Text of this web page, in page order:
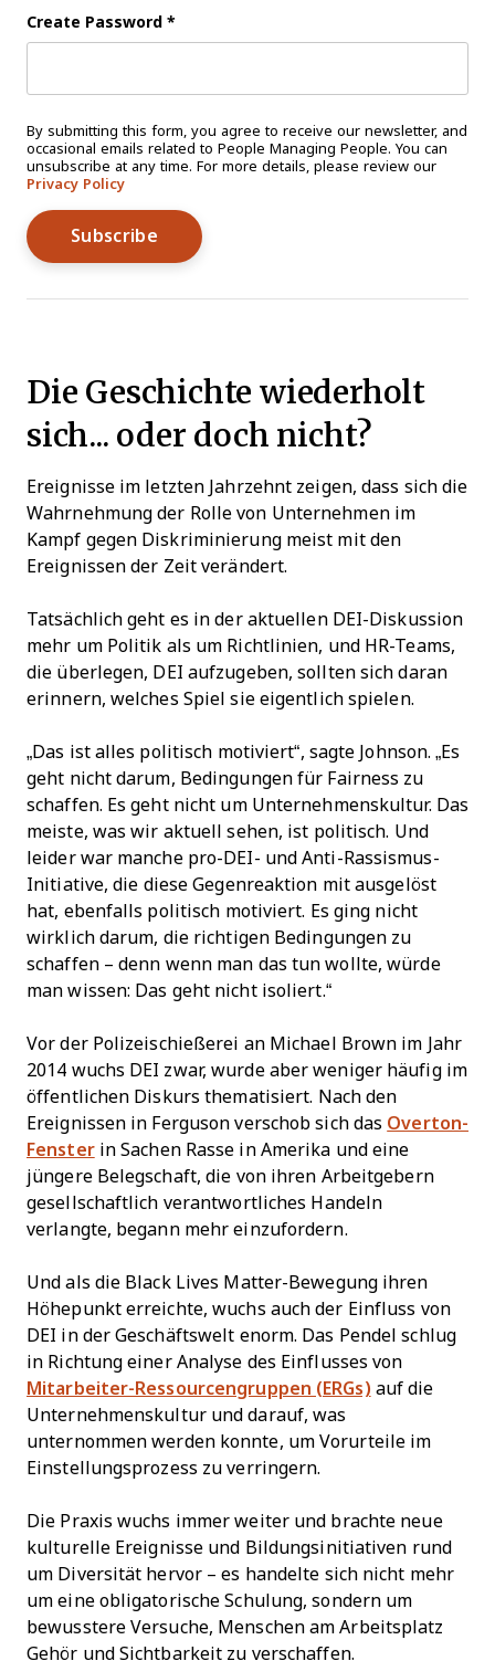
Create Password *
By submitting this form, you agree to receive our newsletter, and
occasional emails related to People Managing People. You can
unsubscribe at any time. For more details, please review our
Privacy Policy
Die Geschichte wiederholt
sich... oder doch nicht?
Ereignisse im letzten Jahrzehnt zeigen, dass sich die
Wahrnehmung der Rolle von Unternehmen im
Kampf gegen Diskriminierung meist mit den
Ereignissen der Zeit verändert.
Tatsächlich geht es in der aktuellen DEI-Diskussion
mehr um Politik als um Richtlinien, und HR-Teams,
die überlegen, DEI aufzugeben, sollten sich daran
erinnern, welches Spiel sie eigentlich spielen.
„Das ist alles politisch motiviert“, sagte Johnson. „Es
geht nicht darum, Bedingungen für Fairness zu
schaffen. Es geht nicht um Unternehmenskultur. Das
meiste, was wir aktuell sehen, ist politisch. Und
leider war manche pro-DEI- und Anti-Rassismus-
Initiative, die diese Gegenreaktion mit ausgelöst
hat, ebenfalls politisch motiviert. Es ging nicht
wirklich darum, die richtigen Bedingungen zu
schaffen – denn wenn man das tun wollte, würde
man wissen: Das geht nicht isoliert.“
Vor der Polizeischießerei an Michael Brown im Jahr
2014 wuchs DEI zwar, wurde aber weniger häufig im
öffentlichen Diskurs thematisiert. Nach den
Ereignissen in Ferguson verschob sich das Overton-
Fensterin Sachen Rasse in Amerika und eine
jüngere Belegschaft, die von ihren Arbeitgebern
gesellschaftlich verantwortliches Handeln
verlangte, begann mehr einzufordern.
Und als die Black Lives Matter-Bewegung ihren
Höhepunkt erreichte, wuchs auch der Einfluss von
DEI in der Geschäftswelt enorm. Das Pendel schlug
in Richtung einer Analyse des Einflusses von
Mitarbeiter-Ressourcengruppen (ERGs) auf die
Unternehmenskultur und darauf, was
unternommen werden konnte, um Vorurteile im
Einstellungsprozess zu verringern.
Die Praxis wuchs immer weiter und brachte neue
kulturelle Ereignisse und Bildungsinitiativen rund
um Diversität hervor – es handelte sich nicht mehr
um eine obligatorische Schulung, sondern um
bewusstere Versuche, Menschen am Arbeitsplatz
Gehör und Sichtbarkeit zu verschaffen.